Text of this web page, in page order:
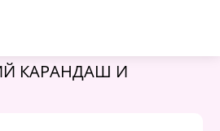
КАРАНДАШ И